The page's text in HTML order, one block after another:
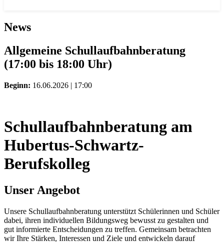
News
Allgemeine Schullaufbahnberatung
(17:00 bis 18:00 Uhr)
Beginn: 16.06.2026 | 17:00
Schullaufbahnberatung am
Hubertus-Schwartz-
Berufskolleg
Unser Angebot
Unsere Schullaufbahnberatung unterstützt Schülerinnen und Schüler
dabei, ihren individuellen Bildungsweg bewusst zu gestalten und
gut informierte Entscheidungen zu treffen. Gemeinsam betrachten
wir Ihre Stärken, Interessen und Ziele und entwickeln darauf